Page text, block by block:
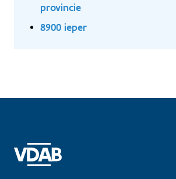
provincie
8900 ieper